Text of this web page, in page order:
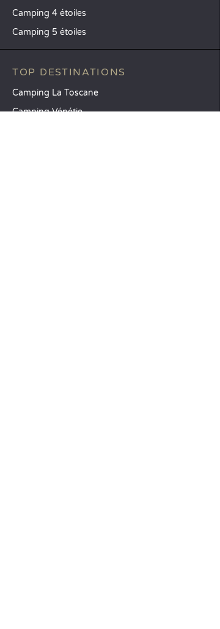
Camping 4 étoiles
Camping 5 étoiles
TOP DESTINATIONS
Camping La Toscane
Camping Vénétie